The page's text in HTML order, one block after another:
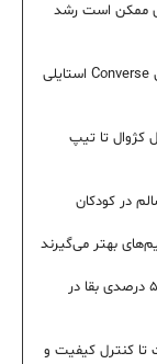
ممکن است رشد
راهنمای ست کردن کفش کانورس؛ چگونه با کتانی Converse استایلی
کژوال تا تیپ
بهتر می‌گیرند
درمان نوین با نانوذرات پوشیده از قند؛ افزایش ۵۰ درصدی بقا در
تا کنترل کیفیت و